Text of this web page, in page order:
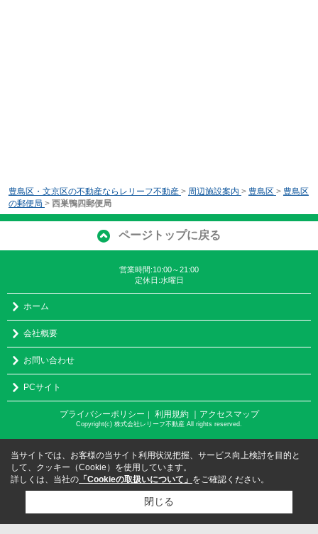
豊島区・文京区の不動産ならレリーフ不動産 > 周辺施設案内 > 豊島区 > 豊島区
の郵便局 > 西巣鴨四郵便局
ページトップに戻る
営業時間:10:00～21:00
定休日:水曜日
ホーム
会社概要
お問い合わせ
PCサイト
プライバシーポリシー ｜ 利用規約 ｜アクセスマップ
Copyright(c) 株式会社レリーフ不動産 All rights reserved.
当サイトでは、お客様の当サイト利用状況把握、サービス向上検討を目的と
して、クッキー（Cookie）を使用しています。
詳しくは、当社の 「Cookieの取扱いについて」 をご確認ください。
閉じる